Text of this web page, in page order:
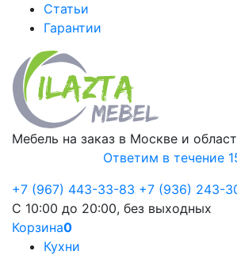
Статьи
Гарантии
Мебель на заказ в Москве и
Ответим в течение
+7 (967) 443-33-83 +7 (936) 243-
С 10:00 до 20:00, без выходных
Корзина0
Кухни